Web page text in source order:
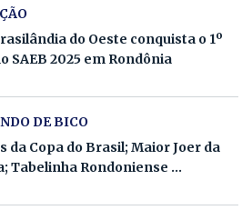
do Oeste conquista o 1º
SAEB 2025 em Rondônia
DE BICO
da Copa do Brasil; Maior Joer da
Tabelinha Rondoniense ...